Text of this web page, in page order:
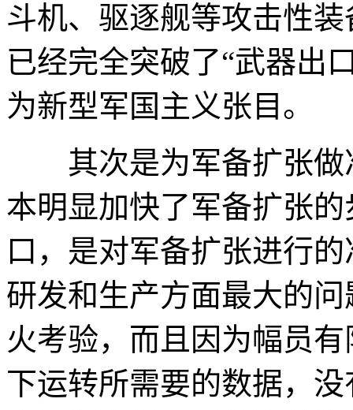
斗机、驱逐舰等攻击性
已经完全突破了“武器出
为新型军国主义张目。
其次是为军备扩张做
本明显加快了军备扩张
口，是对军备扩张进行
研发和生产方面最大的
火考验，而且因为幅员
下运转所需要的数据，